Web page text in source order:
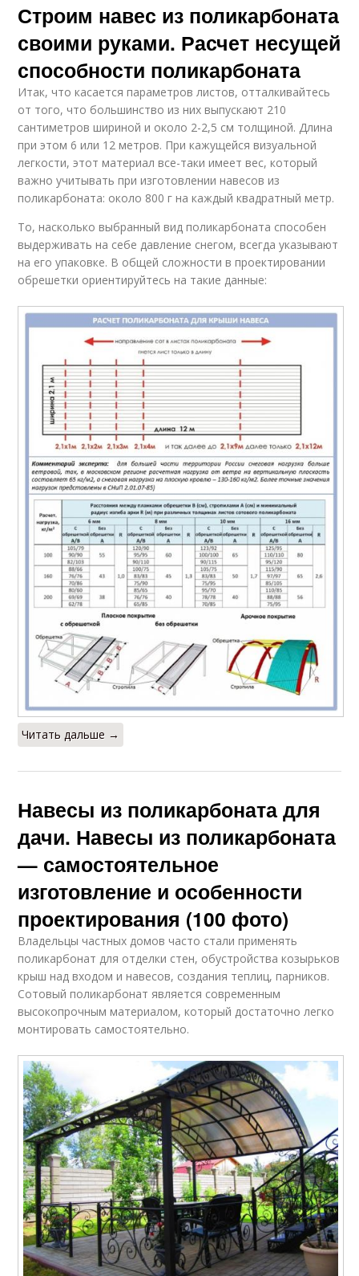
Строим навес из поликарбоната
своими руками. Расчет несущей
способности поликарбоната
Итак, что касается параметров листов, отталкивайтесь
от того, что большинство из них выпускают 210
сантиметров шириной и около 2-2,5 см толщиной. Длина
при этом 6 или 12 метров. При кажущейся визуальной
легкости, этот материал все-таки имеет вес, который
важно учитывать при изготовлении навесов из
поликарбоната: около 800 г на каждый квадратный метр.
То, насколько выбранный вид поликарбоната способен
выдерживать на себе давление снегом, всегда указывают
на его упаковке. В общей сложности в проектировании
обрешетки ориентируйтесь на такие данные:
Читать дальше →
Навесы из поликарбоната для
дачи. Навесы из поликарбоната
— самостоятельное
изготовление и особенности
проектирования (100 фото)
Владельцы частных домов часто стали применять
поликарбонат для отделки стен, обустройства козырьков
крыш над входом и навесов, создания теплиц, парников.
Сотовый поликарбонат является современным
высокопрочным материалом, который достаточно легко
монтировать самостоятельно.